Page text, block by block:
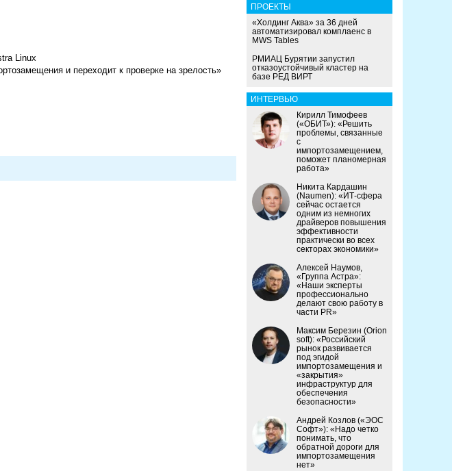
Linux
и переходит к проверке на зрелость»
ПРОЕКТЫ
«Холдинг Аква» за 36 дней
автоматизировал комплаенс в
MWS Tables
РМИАЦ Бурятии запустил
отказоустойчивый кластер на
базе РЕД ВИРТ
ИНТЕРВЬЮ
Кирилл Тимофеев
(«ОБИТ»): «Решить
проблемы, связанные
с
импортозамещением,
поможет планомерная
работа»
Никита Кардашин
(Naumen): «ИТ-сфера
сейчас остается
одним из немногих
драйверов повышения
эффективности
практически во всех
секторах экономики»
Алексей Наумов,
«Группа Астра»:
«Наши эксперты
профессионально
делают свою работу в
части PR»
Максим Березин (Orion
soft): «Российский
рынок развивается
под эгидой
импортозамещения и
«закрытия»
инфраструктур для
обеспечения
безопасности»
Андрей Козлов («ЭОС
Софт»): «Надо четко
понимать, что
обратной дороги для
импортозамещения
нет»